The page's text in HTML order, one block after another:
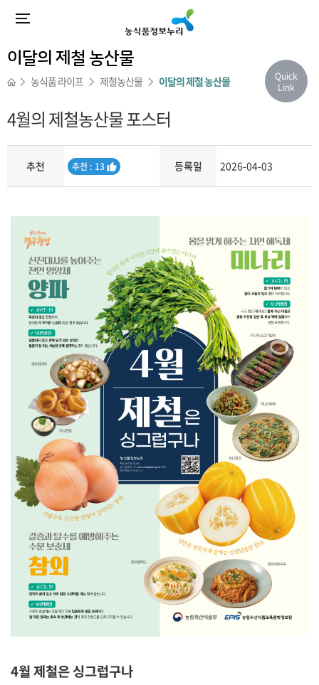
이달의 제철 농산물
농식품 라이프 제철농산물 이달의 제철 농산물
4월의 제철농산물 포스터
추천
추
추천 : 13 등록일 2026-04-03
4월 제철은 싱그럽구나
Quick
Link